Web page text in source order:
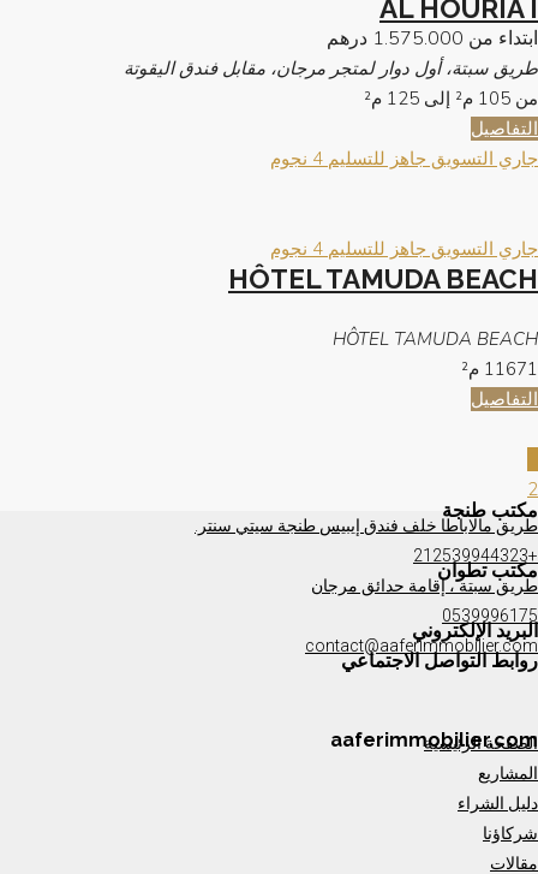
AL HOURIA I
ابتداء من 1.575.000 درهم
طريق سبتة، أول دوار لمتجر مرجان، مقابل فندق اليقوتة
من 105 م² إلى 125 م²
التفاصيل
جاري التسويق جاهز للتسليم 4 نجوم
جاري التسويق جاهز للتسليم 4 نجوم
HÔTEL TAMUDA BEACH
HÔTEL TAMUDA BEACH
11671 م²
التفاصيل
2
مكتب طنجة
طريق مالاباطا خلف فندق إيبيس طنجة سيتي سنتر.
+212539944323
مكتب تطوان
طريق سبتة ، إقامة حدائق مرجان
0539996175
البريد الإلكتروني
contact@aaferimmobilier.com
روابط التواصل الاجتماعي
aaferimmobilier.com
الصفحة الرئيسية
المشاريع
دليل الشراء
شركاؤنا
مقالات